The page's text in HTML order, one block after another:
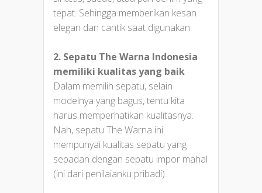
tepat. Sehingga memberikan kesan
elegan dan cantik saat digunakan.
2. Sepatu The Warna Indonesia
memiliki kualitas yang baik
Dalam memilih sepatu, selain
modelnya yang bagus, tentu kita
harus memperhatikan kualitasnya.
Nah, sepatu The Warna ini
mempunyai kualitas sepatu yang
sepadan dengan sepatu impor mahal
(ini dari penilaianku pribadi).